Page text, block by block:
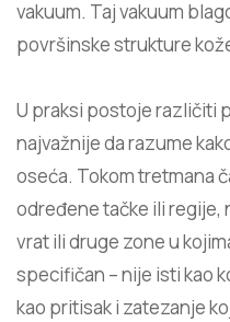
vakuum. Taj vakuum
površinske strukture
U praksi postoje različiti
najvažnije da razume
oseća. Tokom tretmana
određene tačke ili regije,
vrat ili druge zone u
specifičan – nije isti kao
kao pritisak i zatezanje